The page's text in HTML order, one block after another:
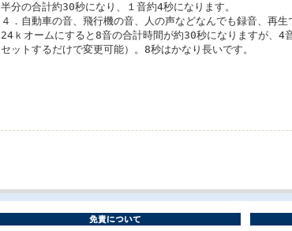
半分の合計約30秒になり、１音約4秒になります。
４．自動車の音、飛行機の音、人の声などなんでも録音、再
24ｋオームにすると8音の合計時間が約30秒になりますが、4
セットするだけで変更可能）。8秒はかなり長いです。